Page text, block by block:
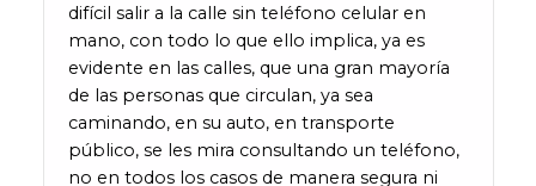
difícil salir a la calle sin teléfono celular en
mano, con todo lo que ello implica, ya es
evidente en las calles, que una gran mayoría
de las personas que circulan, ya sea
caminando, en su auto, en transporte
público, se les mira consultando un teléfono,
no en todos los casos de manera segura ni